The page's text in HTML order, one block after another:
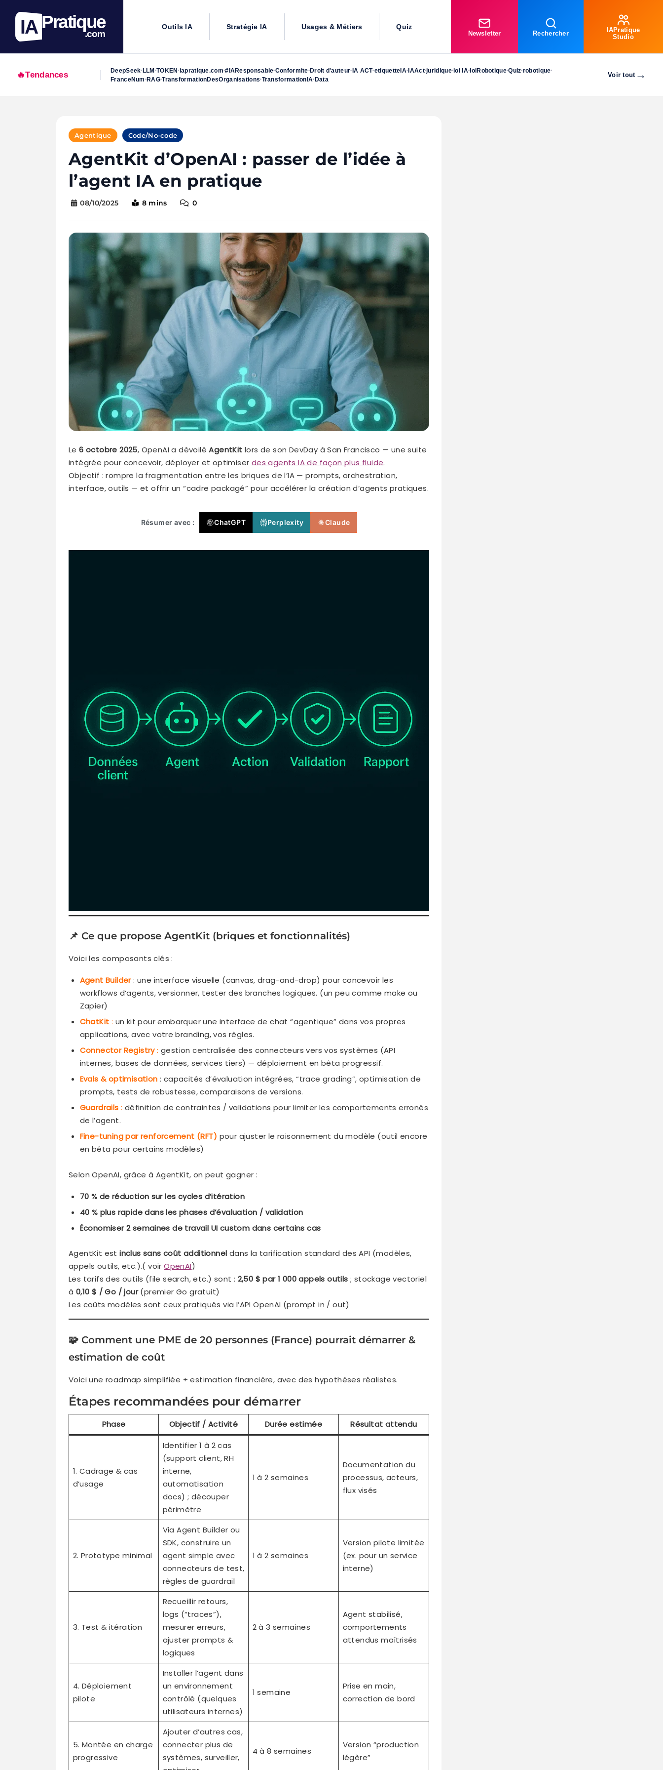
IA Pratique
.com
Outils IA Stratégie IA Usages & Métiers Quiz
Newsletter Rechercher
IAPratique
Studio
🔥Tendances DeepSeek• LLM •TOKEN•iapratique.com•#IAResponsable•Conformite• Droit d'auteur• IA ACT•etiquetteIA• IAAct•juridique• loi IA• loiRobotique•Quiz•robotique•
FranceNum • RAG•TransformationDesOrganisations•TransformationIA• Data
Voir tout→
Agentique Code/No-code
AgentKit d’OpenAI : passer de l’idée à
l’agent IA en pratique
08/10/2025 8 mins 0
Le6 octobre 2025, OpenAI a dévoiléAgentKit lors de son DevDay à San Francisco — une suite
intégrée pour concevoir, déployer et optimiser des agents IA de façon plus fluide.
Objectif : rompre la fragmentation entre les briques de l’IA — prompts, orchestration,
interface, outils — et offrir un “cadre packagé” pour accélérer la création d’agents pratiques.
Résumer avec : ChatGPT Perplexity Claude
📌 Ce que propose AgentKit (briques et fonctionnalités)
Voici les composants clés :
Agent Builder: une interface visuelle (canvas, drag-and-drop) pour concevoir les
workflows d’agents, versionner, tester des branches logiques. (un peu comme make ou
Zapier)
ChatKit : un kit pour embarquer une interface de chat “agentique” dans vos propres
applications, avec votre branding, vos règles.
Connector Registry: gestion centralisée des connecteurs vers vos systèmes (API
internes, bases de données, services tiers) — déploiement en bêta progressif.
Evals & optimisation : capacités d’évaluation intégrées, “trace grading”, optimisation de
prompts, tests de robustesse, comparaisons de versions.
Guardrails : définition de contraintes / validations pour limiter les comportements erronés
de l’agent.
Fine-tuning par renforcement (RFT) pour ajuster le raisonnement du modèle (outil encore
en bêta pour certains modèles)
Selon OpenAI, grâce à AgentKit, on peut gagner :
70 % de réduction sur les cycles d’itération
40 % plus rapide dans les phases d’évaluation / validation
Économiser 2 semaines de travail UI custom dans certains cas
AgentKit estinclus sans coût additionnel dans la tarification standard des API (modèles,
appels outils, etc.).( voirOpenAI)
Les tarifs des outils (file search, etc.) sont : 2,50 $ par 1 000 appels outils ; stockage vectoriel
à 0,10 $ / Go / jour(premier Go gratuit)
Les coûts modèles sont ceux pratiqués via l’API OpenAI (prompt in / out)
🧩 Comment une PME de 20 personnes (France) pourrait démarrer &
estimation de coût
Voici une roadmap simplifiée + estimation financière, avec des hypothèses réalistes.
Étapes recommandées pour démarrer
Phase Objectif / Activité Durée estimée Résultat attendu
1. Cadrage & cas
d’usage
Identifier 1 à 2 cas
(support client, RH
interne,
automatisation
docs) ; découper
périmètre
1 à 2 semaines
Documentation du
processus, acteurs,
flux visés
2. Prototype minimal
Via Agent Builder ou
SDK, construire un
agent simple avec
connecteurs de test,
règles de guardrail
1 à 2 semaines
Version pilote limitée
(ex. pour un service
interne)
3. Test & itération
Recueillir retours,
logs (“traces”),
mesurer erreurs,
ajuster prompts &
logiques
2 à 3 semaines
Agent stabilisé,
comportements
attendus maîtrisés
4. Déploiement
pilote
Installer l’agent dans
un environnement
contrôlé (quelques
utilisateurs internes)
1 semaine
Prise en main,
correction de bord
5. Montée en charge
progressive
Ajouter d’autres cas,
connecter plus de
systèmes, surveiller,
4 à 8 semaines
Version “production
légère”